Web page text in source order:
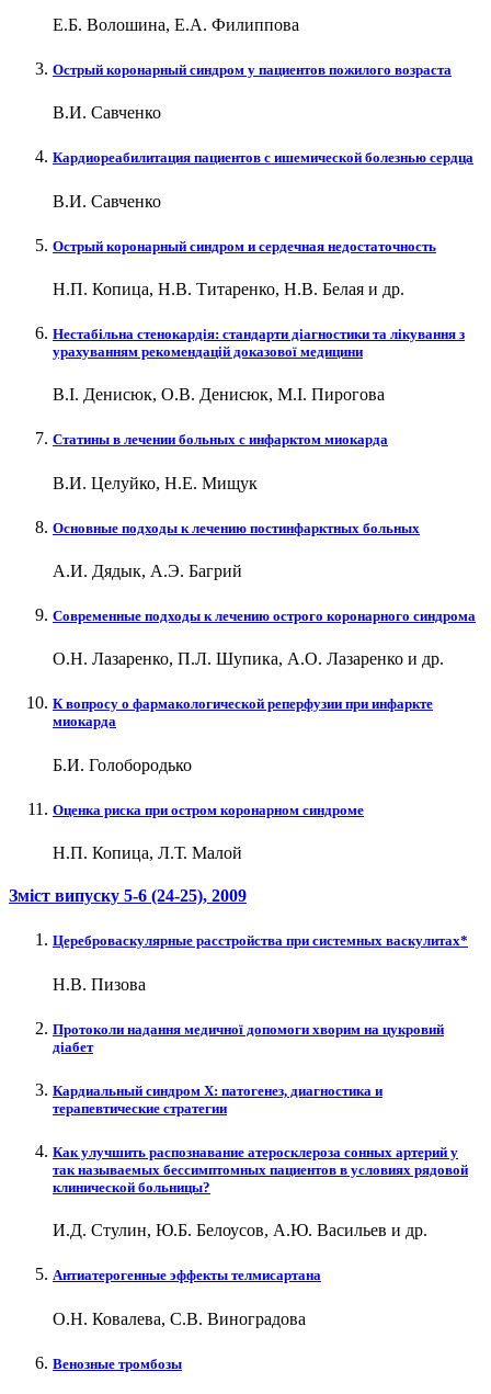
Е.Б. Волошина, Е.А. Филиппова
Острый коронарный синдром у пациентов пожилого возраста
В.И. Савченко
Кардиореабилитация пациентов с ишемической болезнью сердца
В.И. Савченко
Острый коронарный синдром и сердечная недостаточность
Н.П. Копица, Н.В. Титаренко, Н.В. Белая и др.
Нестабільна стенокардія: стандарти діагностики та лікування з
урахуванням рекомендацій доказової медицини
В.І. Денисюк, О.В. Денисюк, М.І. Пирогова
Статины в лечении больных с инфарктом миокарда
В.И. Целуйко, Н.Е. Мищук
Основные подходы к лечению постинфарктных больных
А.И. Дядык, А.Э. Багрий
Современные подходы к лечению острого коронарного синдрома
О.Н. Лазаренко, П.Л. Шупика, А.О. Лазаренко и др.
К вопросу о фармакологической реперфузии при инфаркте
миокарда
Б.И. Голобородько
Оценка риска при остром коронарном синдроме
Н.П. Копица, Л.Т. Малой
Зміст випуску 5-6 (24-25), 2009
Цереброваскулярные расстройства при системных васкулитах*
Н.В. Пизова
Протоколи надання медичної допомоги хворим на цукровий
діабет
Кардиальный синдром Х: патогенез, диагностика и
терапевтические стратегии
Как улучшить распознавание атеросклероза сонных артерий у
так называемых бессимптомных пациентов в условиях рядовой
клинической больницы?
И.Д. Стулин, Ю.Б. Белоусов, А.Ю. Васильев и др.
Антиатерогенные эффекты телмисартана
О.Н. Ковалева, С.В. Виноградова
Венозные тромбозы